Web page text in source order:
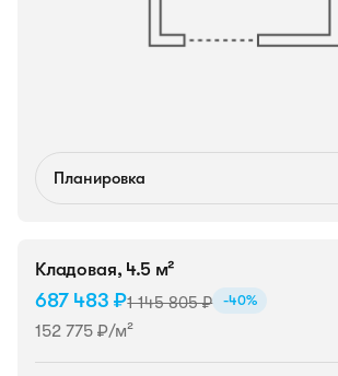
Планировка
Кладовая, 4.5 м²
687 483 ₽1 145 805 ₽ -40%
152 775 ₽/м²